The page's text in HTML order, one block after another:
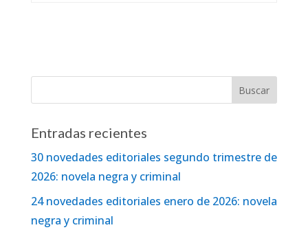
Entradas recientes
30 novedades editoriales segundo trimestre de
2026: novela negra y criminal
24 novedades editoriales enero de 2026: novela
negra y criminal